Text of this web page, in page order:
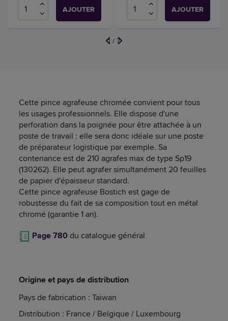
AJOUTER AJOUTER
1 / 7
Cette pince agrafeuse chromée convient pour tous
les usages professionnels. Elle dispose d'une
perforation dans la poignée pour être attachée à un
poste de travail : elle sera donc idéale sur une poste
de préparateur logistique par exemple. Sa
contenance est de 210 agrafes max de type Sp19
(130262). Elle peut agrafer simultanément 20 feuilles
de papier d'épaisseur standard.
Cette pince agrafeuse Bostich est gage de
robustesse du fait de sa composition tout en métal
chromé (garantie 1 an).
Page 780 du catalogue général
Origine et pays de distribution
Pays de fabrication : Taiwan
Distribution : France / Belgique / Luxembourg